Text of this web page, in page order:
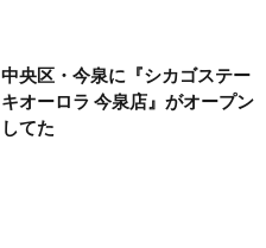
中央区・今泉に『シカゴステー
キオーロラ 今泉店』がオープン
してた